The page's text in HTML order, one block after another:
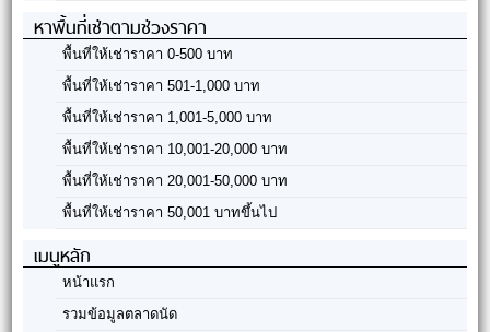
หาพื้นที่เช่าตามช่วงราคา
พื้นที่ให้เช่าราคา 0-500 บาท
พื้นที่ให้เช่าราคา 501-1,000 บาท
พื้นที่ให้เช่าราคา 1,001-5,000 บาท
พื้นที่ให้เช่าราคา 10,001-20,000 บาท
พื้นที่ให้เช่าราคา 20,001-50,000 บาท
พื้นที่ให้เช่าราคา 50,001 บาทขึ้นไป
เมนูหลัก
หน้าแรก
รวมข้อมูลตลาดนัด